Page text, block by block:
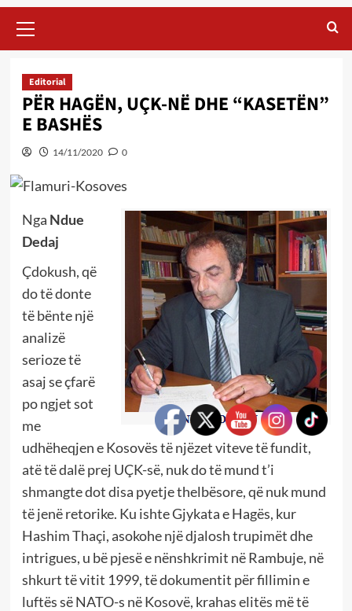
Menu
Editorial
PËR HAGËN, UÇK-NË DHE “KASETËN”
E BASHËS
14/11/2020 0
Nga Ndue
Dedaj
Çdokush, që
do të donte
të bënte një
analizë
serioze të
asaj se çfarë
po ngjet sot
me
udhëheqjen e Kosovës të njëzet viteve të fundit,
atë të dalë prej UÇK-së, nuk do të mund t’i
shmangte dot disa pyetje thelbësore, që nuk mund
të jenë retorike. Ku ishte Gjykata e Hagës, kur
Hashim Thaçi, asokohe një djalosh trupimët dhe
intrigues, u bë pjesë e nënshkrimit në Rambuje, në
shkurt të vitit 1999, të dokumentit për fillimin e
luftës së NATO-s në Kosovë, krahas elitës më të